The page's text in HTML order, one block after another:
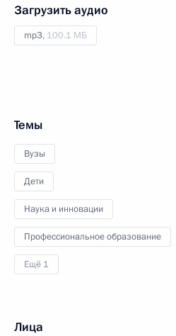
Загрузить аудио
mp3, 100.1 МБ
Темы
Вузы
Дети
Наука и инновации
Профессиональное образование
Ещё 1
Лица